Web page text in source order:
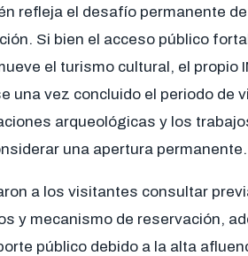
refleja el desafío permanente
Si bien el acceso público
el turismo cultural, el propio
una vez concluido el periodo de
arqueológicas y los
una apertura permanente.
a los visitantes consultar
y mecanismo de reservación,
público debido a la alta